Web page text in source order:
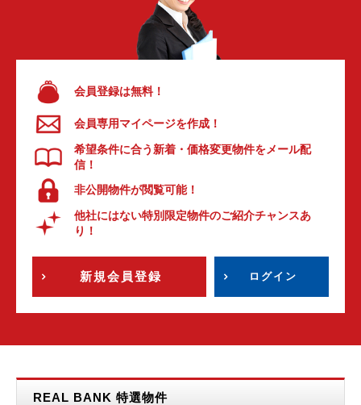
会員登録は無料！
会員専用マイページを作成！
希望条件に合う新着・価格変更物件をメール配
信！
非公開物件が閲覧可能！
他社にはない特別限定物件のご紹介チャンスあ
り！
新規会員登録 ログイン
REAL BANK 特選物件